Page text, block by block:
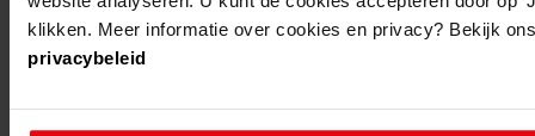
klikken. Meer informatie over cookies en privacy? Bekijk
privacybeleid